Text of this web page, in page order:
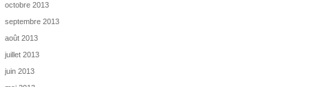
octobre 2013
septembre 2013
août 2013
juillet 2013
juin 2013